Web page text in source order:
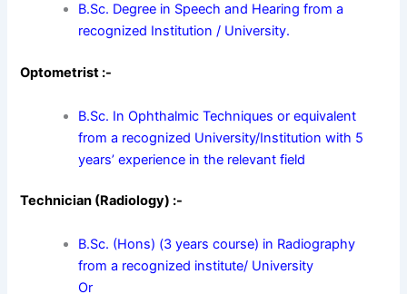
B.Sc. Degree in Speech and Hearing from a
recognized Institution / University.
Optometrist :-
B.Sc. In Ophthalmic Techniques or equivalent
from a recognized University/Institution with 5
years’ experience in the relevant field
Technician (Radiology) :-
B.Sc. (Hons) (3 years course) in Radiography
from a recognized institute/ University
Or